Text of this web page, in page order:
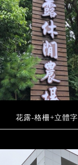
花露-格柵+立體字